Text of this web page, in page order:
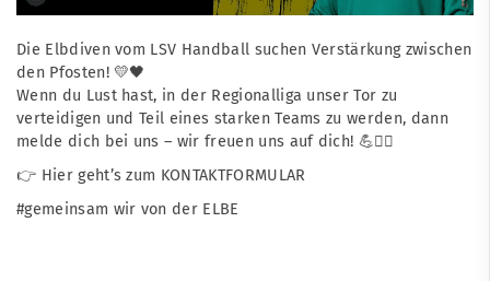
Die Elbdiven vom LSV Handball suchen Verstärkung zwischen
den Pfosten! 💛🖤
Wenn du Lust hast, in der Regionalliga unser Tor zu
verteidigen und Teil eines starken Teams zu werden, dann
melde dich bei uns – wir freuen uns auf dich! 💪🤾‍♀️
👉 Hier geht’s zum KONTAKTFORMULAR
#gemeinsam wir von der ELBE